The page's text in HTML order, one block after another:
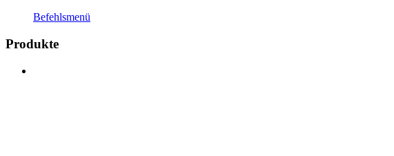
Befehlsmenü
Produkte